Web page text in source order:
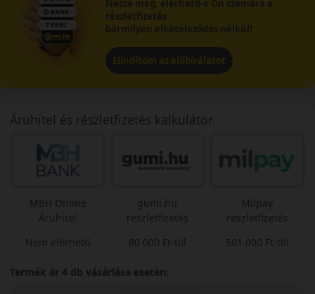
Nézze meg, elérhető-e Ön számára a
részletfizetés
bármilyen elköteleződés nélkül!
Elindítom az előbírálatot
Áruhitel és részletfizetés kalkulátor
MBH Online
Áruhitel
Nem elérhető
gumi.hu
részletfizetés
80 000 Ft-tól
Milpay
részletfizetés
501 000 Ft-tól
Termék ár 4 db vásárlása esetén: